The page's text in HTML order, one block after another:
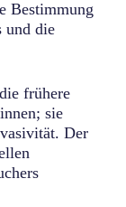
Bestimmung
und die
frühere
sie
Der